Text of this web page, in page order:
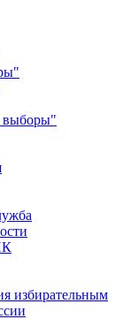
выборы"
избирательным